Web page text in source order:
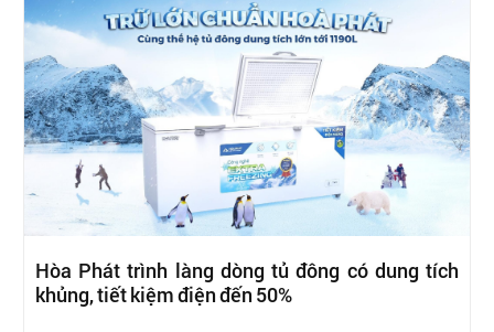
Hòa Phát trình làng dòng tủ đông có dung tích
khủng, tiết kiệm điện đến 50%